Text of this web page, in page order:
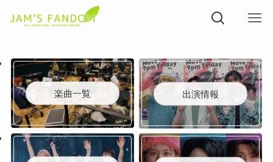
楽曲一覧 出演情報